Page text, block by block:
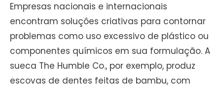
Empresas nacionais e internacionais
encontram soluções criativas para contornar
problemas como uso excessivo de plástico ou
componentes químicos em sua formulação. A
sueca The Humble Co., por exemplo, produz
escovas de dentes feitas de bambu, com